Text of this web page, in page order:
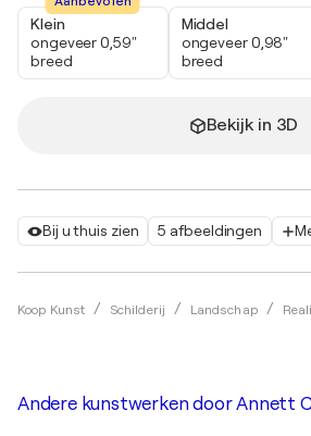
Bij u thuis zien 5 afbeeldingen
Koop Kunst Schilderij Landschap
Klein
ongeveer 0,59"
breed
Middel
ongeveer 0,98"
breed
Bekijk in 3D
Andere kunstwerken doorAnnett